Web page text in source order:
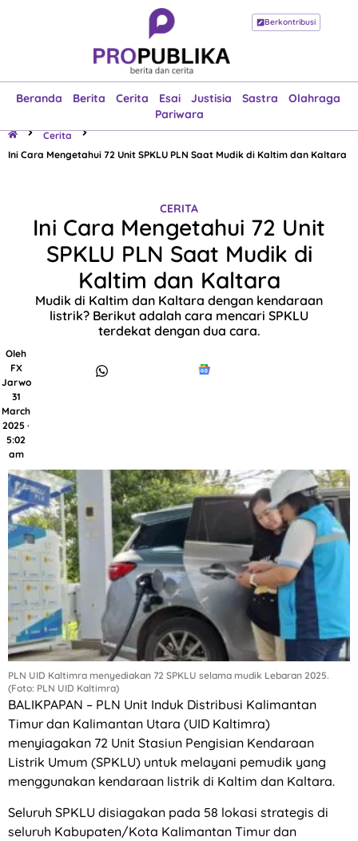
Berkontribusi
Beranda Berita Cerita Esai Justisia Sastra
Olahraga
Pariwara
Beranda
Esai
Justisia
Sastra
Olahraga
Pariwara
Cerita
Ini Cara Mengetahui 72 Unit SPKLU PLN Saat Mudik di Kaltim dan Kaltara
CERITA
Ini Cara Mengetahui 72 Unit
SPKLU PLN Saat Mudik di
Kaltim dan Kaltara
Mudik di Kaltim dan Kaltara dengan kendaraan
listrik? Berikut adalah cara mencari SPKLU
terdekat dengan dua cara.
Oleh
FX
Jarwo
31
March
2025 ·
5:02
am
PLN UID Kaltimra menyediakan 72 SPKLU selama mudik Lebaran 2025.
(Foto: PLN UID Kaltimra)
BALIKPAPAN – PLN Unit Induk Distribusi Kalimantan
Timur dan Kalimantan Utara (UID Kaltimra)
menyiagakan 72 Unit Stasiun Pengisian Kendaraan
Listrik Umum (SPKLU) untuk melayani pemudik yang
menggunakan kendaraan listrik di Kaltim dan Kaltara.
Seluruh SPKLU disiagakan pada 58 lokasi strategis di
seluruh Kabupaten/Kota Kalimantan Timur dan